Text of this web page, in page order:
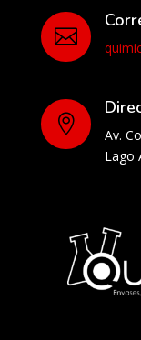


Av.
Lago